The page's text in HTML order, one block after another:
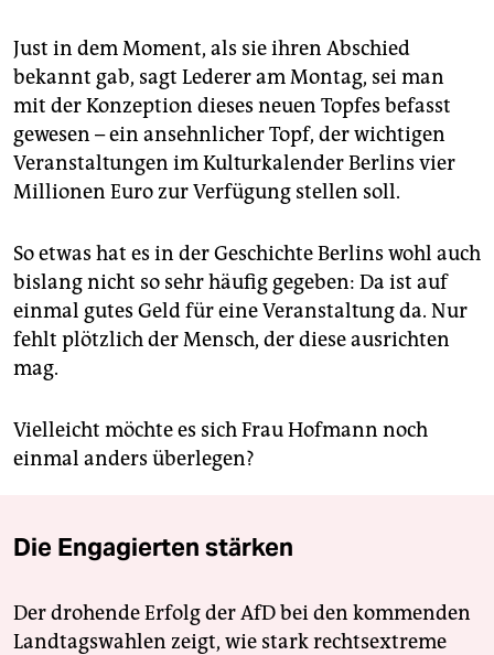
Just in dem Moment, als sie ihren Abschied
bekannt gab, sagt Lederer am Montag, sei man
mit der Konzeption dieses neuen Topfes befasst
gewesen – ein ansehnlicher Topf, der wichtigen
Veranstaltungen im Kulturkalender Berlins vier
Millionen Euro zur Verfügung stellen soll.
So etwas hat es in der Geschichte Berlins wohl auch
bislang nicht so sehr häufig gegeben: Da ist auf
einmal gutes Geld für eine Veranstaltung da. Nur
fehlt plötzlich der Mensch, der diese ausrichten
mag.
Vielleicht möchte es sich Frau Hofmann noch
einmal anders überlegen?
Die Engagierten stärken
Der drohende Erfolg der AfD bei den kommenden
Landtagswahlen zeigt, wie stark rechtsextreme